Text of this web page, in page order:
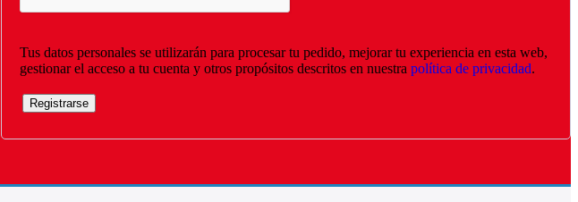
Tus datos personales se utilizarán para procesar tu pedido, mejorar tu experiencia en esta web,
gestionar el acceso a tu cuenta y otros propósitos descritos en nuestra política de privacidad.
Registrarse